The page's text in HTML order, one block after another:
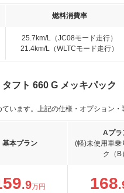
燃料消費率
25.7km/L（JC08モード走行）
21.4km/L（WLTCモード走行）
フト 660 G メッキパック
います。上記の仕様・オプション・
基本プラン
Aプラ
(軽)未使用車乗
ク（B）
.9万円 168